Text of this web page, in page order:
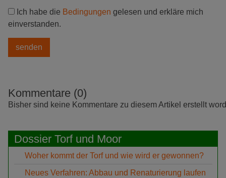
Ich habe die Bedingungen gelesen und erkläre mich
einverstanden.
Kommentare (0)
Bisher sind keine Kommentare zu diesem Artikel erstellt
Dossier Torf und Moor
Woher kommt der Torf und wie wird er gewonnen?
Neues Verfahren: Abbau und Renaturierung laufen